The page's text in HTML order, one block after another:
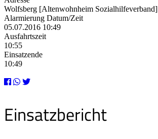
Wolfsberg [Altenwohnheim Sozialhilfeverband]
Alarmierung Datum/Zeit
05.07.2016 10:49
Ausfahrtszeit
10:55
Einsatzende
10:49
Einsatzbericht